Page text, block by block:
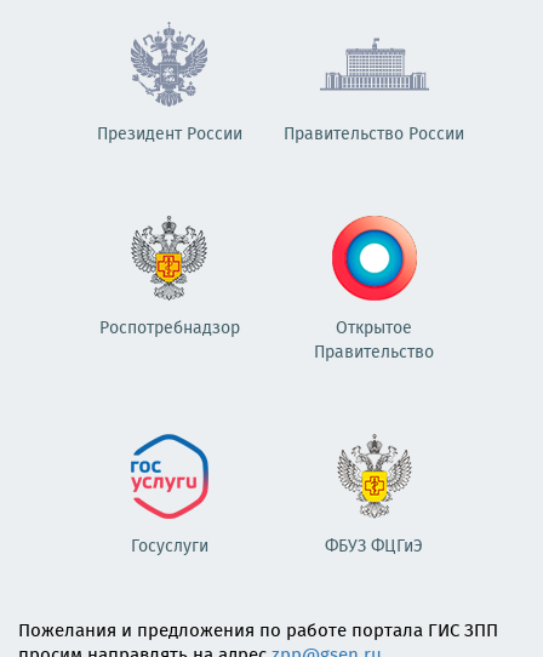
Президент России Правительство России
Роспотребнадзор
Открытое
Правительство
Госуслуги ФБУЗ ФЦГиЭ
Пожелания и предложения по работе портала ГИС ЗПП